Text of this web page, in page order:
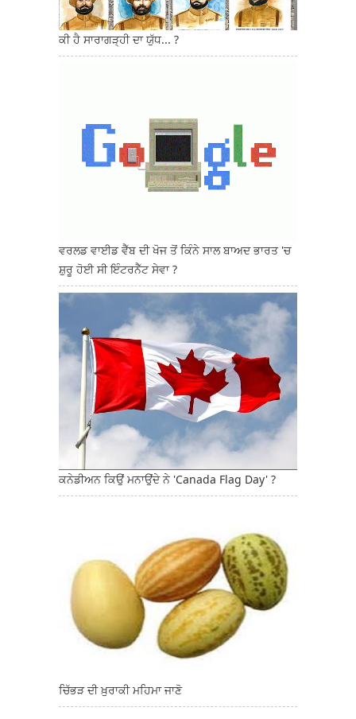
ਕੀ ਹੈ ਸਾਰਾਗੜ੍ਹੀ ਦਾ ਯੁੱਧ... ?
ਵਰਲਡ ਵਾਈਡ ਵੈੱਬ ਦੀ ਖੋਜ ਤੋਂ ਕਿੰਨੇ ਸਾਲ ਬਾਅਦ ਭਾਰਤ 'ਚ
ਸ਼ੁਰੂ ਹੋਈ ਸੀ ਇੰਟਰਨੈੱਟ ਸੇਵਾ ?
ਕਨੇਡੀਅਨ ਕਿਉਂ ਮਨਾਉਂਦੇ ਨੇ 'Canada Flag Day' ?
ਚਿੱਭੜ ਦੀ ਖ਼ੁਰਾਕੀ ਮਹਿਮਾ ਜਾਣੋ